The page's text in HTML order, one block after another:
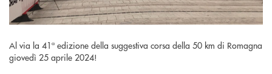
Al via la 41ª edizione della suggestiva corsa della 50 km di Romagna
giovedì 25 aprile 2024!